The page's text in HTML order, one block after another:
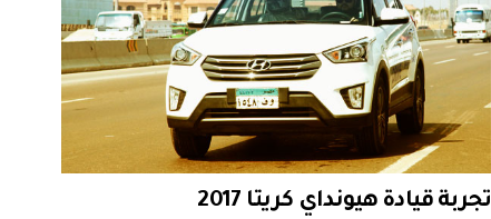
تجربة قيادة هيونداي كريتا 2017